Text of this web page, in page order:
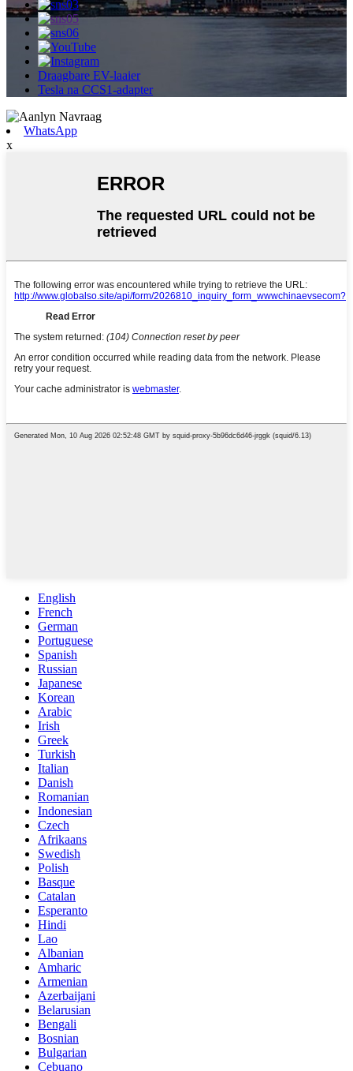
Draagbare EV-laaier
Tesla na CCS1-adapter
WhatsApp
x
English
French
German
Portuguese
Spanish
Russian
Japanese
Korean
Arabic
Irish
Greek
Turkish
Italian
Danish
Romanian
Indonesian
Czech
Afrikaans
Swedish
Polish
Basque
Catalan
Esperanto
Hindi
Lao
Albanian
Amharic
Armenian
Azerbaijani
Belarusian
Bengali
Bosnian
Bulgarian
Cebuano